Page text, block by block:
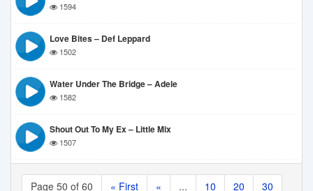
1594
Love Bites – Def Leppard
1502
Water Under The Bridge – Adele
1582
Shout Out To My Ex – Little Mix
1507
Page 50 of 60 « First « ... 10 20 30